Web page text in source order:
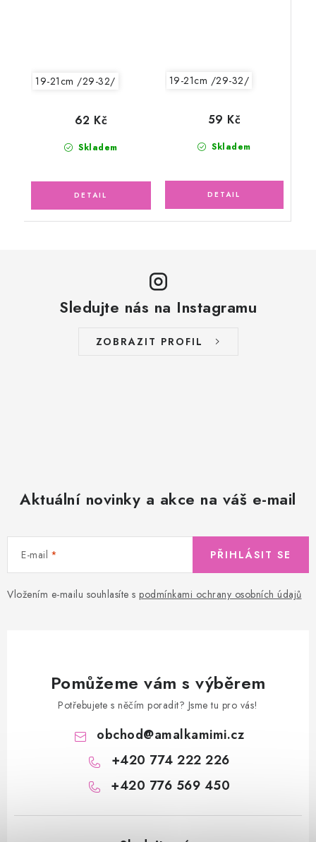
19-21cm /29-32/
Skladem
62 Kč
19-21cm /29-32/
Skladem
59 Kč
Sledujte nás na Instagramu
ZOBRAZIT PROFIL
Aktuální novinky a akce na váš e-mail
E-mail
Vložením e-mailu souhlasíte s podmínkami ochrany osobních údajů
PŘIHLÁSIT SE
Pomůžeme vám s výběrem
Potřebujete s něčím poradit? Jsme tu pro vás!
obchod@amalkamimi.cz
+420 774 222 226
+420 776 569 450